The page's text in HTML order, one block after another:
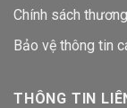
Chính sách
Bảo vệ thông tin
THÔNG TIN